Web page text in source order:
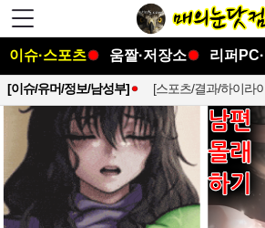
이슈·스포츠 움짤·저장소 리퍼
[이슈/유머/정보/남성부] [스포츠/결과/하이라